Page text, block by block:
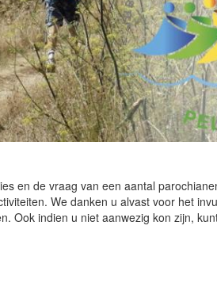
en de vraag van een aantal
We danken u alvast voor het
Ook indien u niet aanwezig kon zijn,